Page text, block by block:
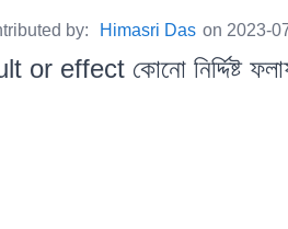
by: Himasri Das on 2023-
effect কোনো নিৰ্দ্দিষ্ট